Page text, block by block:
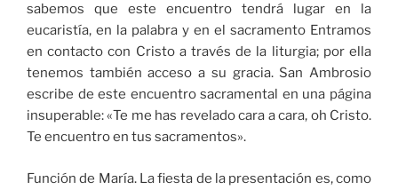
sabemos que este encuentro tendrá lugar en la
eucaristía, en la palabra y en el sacramento Entramos
en contacto con Cristo a través de la liturgia; por ella
tenemos también acceso a su gracia. San Ambrosio
escribe de este encuentro sacramental en una página
insuperable: «Te me has revelado cara a cara, oh Cristo.
Te encuentro en tus sacramentos».
Función de María. La fiesta de la presentación es, como